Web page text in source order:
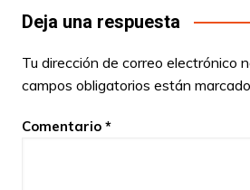
Deja una respuesta
Tu dirección de correo electrónico
campos obligatorios están
Comentario *